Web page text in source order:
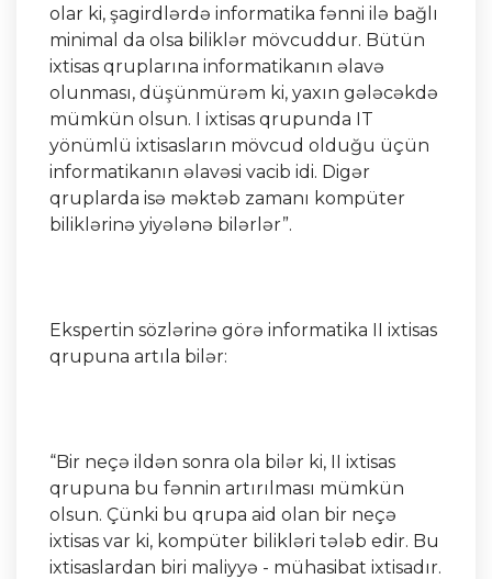
olar ki, şagirdlərdə informatika fənni ilə bağlı
minimal da olsa biliklər mövcuddur. Bütün
ixtisas qruplarına informatikanın əlavə
olunması, düşünmürəm ki, yaxın gələcəkdə
mümkün olsun. I ixtisas qrupunda IT
yönümlü ixtisasların mövcud olduğu üçün
informatikanın əlavəsi vacib idi. Digər
qruplarda isə məktəb zamanı kompüter
biliklərinə yiyələnə bilərlər”.
Ekspertin sözlərinə görə informatika II ixtisas
qrupuna artıla bilər:
“Bir neçə ildən sonra ola bilər ki, II ixtisas
qrupuna bu fənnin artırılması mümkün
olsun. Çünki bu qrupa aid olan bir neçə
ixtisas var ki, kompüter bilikləri tələb edir. Bu
ixtisaslardan biri maliyyə - mühasibat ixtisadır.